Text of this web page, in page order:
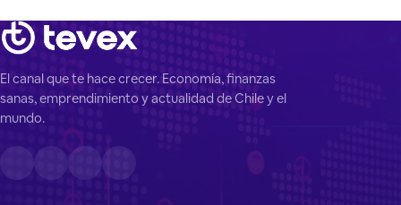
El canal que te hace crecer. Economía, finanzas
sanas, emprendimiento y actualidad de Chile y el
mundo.